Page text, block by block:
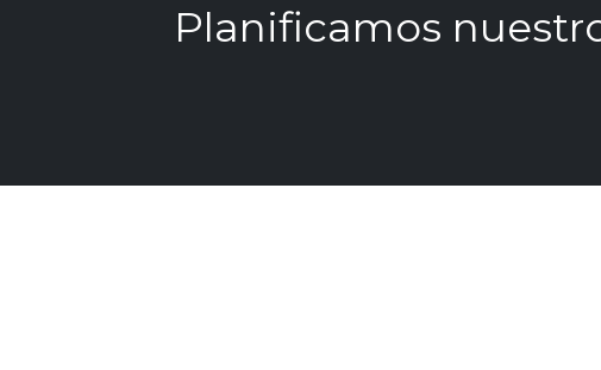
Confiar en el